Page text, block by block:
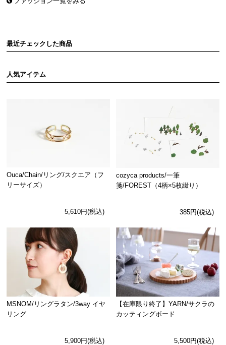
最近チェックした商品
人気アイテム
Ouca/Chain/リング/スクエア（フ
リーサイズ）
5,610円(税込)
cozyca products/一筆
箋/FOREST（4柄×5枚綴り）
385円(税込)
MSNOM/リングラタン/3way イヤ
リング
5,900円(税込)
【在庫限り終了】YARN/サクラの
カッティングボード
5,500円(税込)